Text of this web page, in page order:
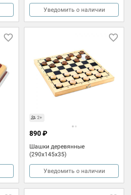
Уведомить о наличии
2+
Шашки деревянные
(290x145x35)
890 ₽
Уведомить о наличии